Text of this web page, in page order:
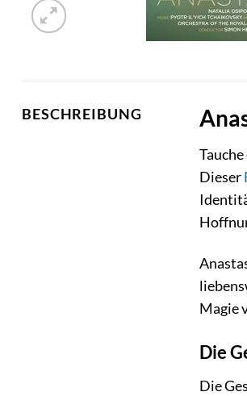
BESCHREIBUNG
Dieser
Magie
Die
Die